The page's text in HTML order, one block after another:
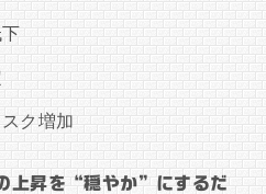
ク増加
上昇を“穏やか”にするだ